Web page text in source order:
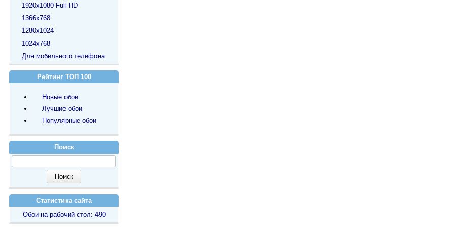
1920х1080 Full HD
1366х768
1280х1024
1024х768
Для мобильного телефона
Рейтинг ТОП 100
Новые обои
Лучшие обои
Популярные обои
Поиск
Статистика сайта
Обои на рабочий стол: 490